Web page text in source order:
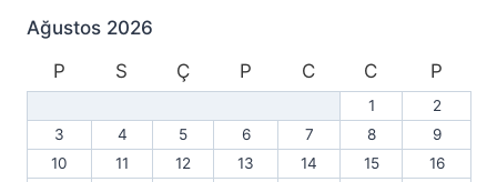
Ağustos 2026
P
S Ç P C C P
1
2
3
4 5 6 7 8
9
10
11 12 13 14 15
16